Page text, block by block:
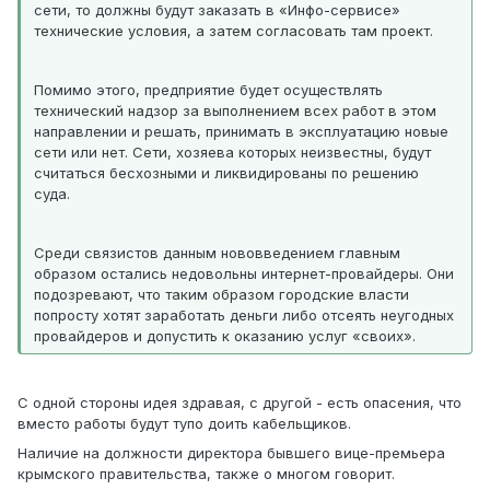
сети, то должны будут заказать в «Инфо-сервисе»
технические условия, а затем согласовать там проект.
Помимо этого, предприятие будет осуществлять
технический надзор за выполнением всех работ в этом
направлении и решать, принимать в эксплуатацию новые
сети или нет. Сети, хозяева которых неизвестны, будут
считаться бесхозными и ликвидированы по решению
суда.
Среди связистов данным нововведением главным
образом остались недовольны интернет-провайдеры. Они
подозревают, что таким образом городские власти
попросту хотят заработать деньги либо отсеять неугодных
провайдеров и допустить к оказанию услуг «своих».
С одной стороны идея здравая, с другой - есть опасения, что
вместо работы будут тупо доить кабельщиков.
Наличие на должности директора бывшего вице-премьера
крымского правительства, также о многом говорит.